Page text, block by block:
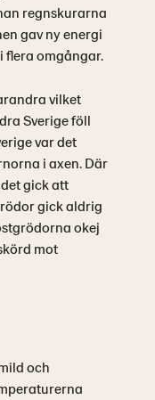
regnskurarna
gav ny energi
flera omgångar.
vilket
Sverige föll
var det
i axen. Där
gick att
gick aldrig
okej
mot
och